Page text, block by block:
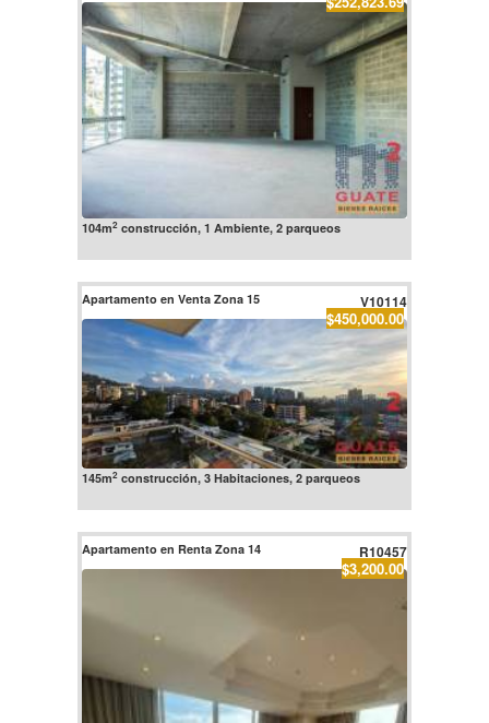
104m2construcción, 1 Ambiente, 2 parqueos
Apartamento en Venta Zona 15 V10114
$450,000.00
145m2construcción, 3 Habitaciones, 2 parqueos
Apartamento en Renta Zona 14 R10457
$3,200.00